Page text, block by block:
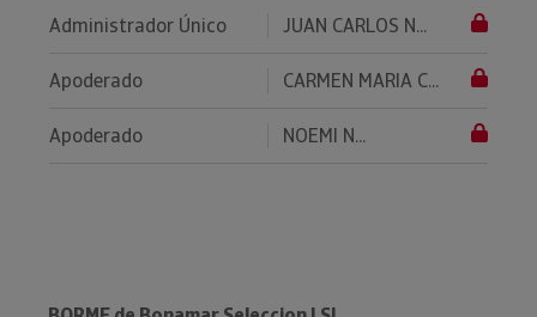
Administrador Único JUAN CARLOS N...
Apoderado CARMEN MARIA C...
Apoderado NOEMI N...